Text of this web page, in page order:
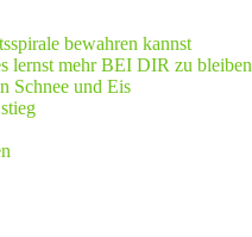
bewahren kannst
lernst mehr BEI DIR zu bleiben
Schnee und Eis